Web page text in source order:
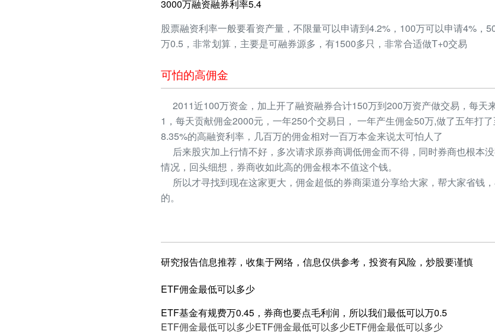
3000万融资融券利率5.4
股票融资利率一般要看资产量，不限量可以申请到4.2%，100万可以申请4%，
万0.5，非常划算，主要是可融券源多，有1500多只，非常合适做T+0交易
可怕的高佣金
2011近100万资金，加上开了融资融券合计150万到200万资产做交易，每天
1，每天贡献佣金2000元，一年250个交易日， 一年产生佣金50万,做了五年打
8.35%的高融资利率，几百万的佣金相对一百万本金来说太可怕人了
后来股灾加上行情不好，多次请求原券商调低佣金而不得，同时券商也根本
情况，回头细想，券商收如此高的佣金根本不值这个钱。
所以才寻找到现在这家更大，佣金超低的券商渠道分享给大家，帮大家省钱
的。
研究报告信息推荐，收集于网络，信息仅供参考，投资有风险，炒股要谨慎
ETF佣金最低可以多少
ETF基金有规费万0.45，券商也要点毛利润，所以我们最低可以万0.5
ETF佣金最低可以多少ETF佣金最低可以多少ETF佣金最低可以多少